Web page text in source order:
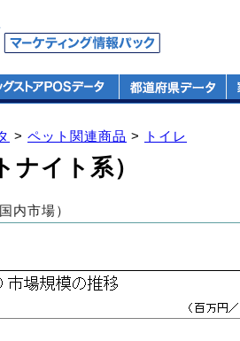
> ペット関連商品 > トイレ
ナイト系）
内市場）